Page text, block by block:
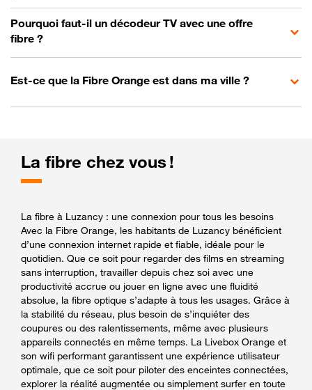
Pourquoi faut-il un décodeur TV avec une offre
fibre ?
Est-ce que la Fibre Orange est dans ma ville ?
La fibre chez vous !
La fibre à Luzancy : une connexion pour tous les besoins
Avec la Fibre Orange, les habitants de Luzancy bénéficient
d’une connexion internet rapide et fiable, idéale pour le
quotidien. Que ce soit pour regarder des films en streaming
sans interruption, travailler depuis chez soi avec une
productivité accrue ou jouer en ligne avec une fluidité
absolue, la fibre optique s’adapte à tous les usages. Grâce à
la stabilité du réseau, plus besoin de s’inquiéter des
coupures ou des ralentissements, même avec plusieurs
appareils connectés en même temps. La Livebox Orange et
son wifi performant garantissent une expérience utilisateur
optimale, que ce soit pour piloter des enceintes connectées,
explorer la réalité augmentée ou simplement surfer en toute